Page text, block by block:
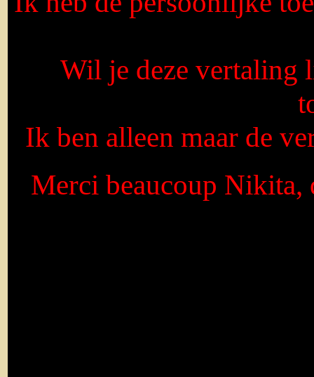
Wil je deze vertaling
Ik ben alleen maar de
Merci beaucoup Nikita,